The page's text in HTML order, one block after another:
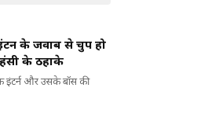
के जवाब से चुप हो
के ठहाके
और उसके बॉस की